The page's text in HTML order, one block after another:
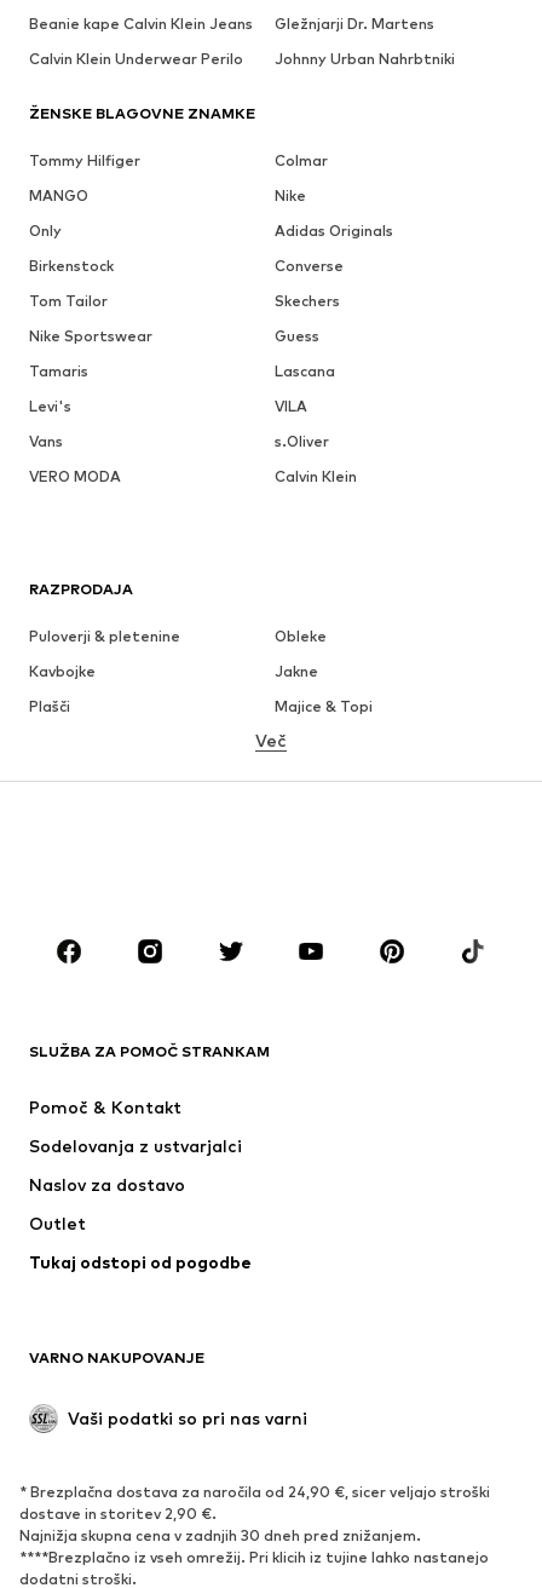
Beanie kape Calvin Klein Jeans
Gležnjarji Dr. Martens
Calvin Klein Underwear Perilo
Johnny Urban Nahrbtniki
ŽENSKE BLAGOVNE ZNAMKE
Tommy Hilfiger
Colmar
MANGO
Nike
Only
Adidas Originals
Birkenstock
Converse
Tom Tailor
Skechers
Nike Sportswear
Guess
Tamaris
Lascana
Levi's
VILA
Vans
s.Oliver
VERO MODA
Calvin Klein
RAZPRODAJA
Puloverji & pletenine
Obleke
Kavbojke
Jakne
Plašči
Majice & Topi
Perilo
Krila
Bluze & Tunike
Dodatki
Premium
Novo
Perilo
Plašči
Kopalke & Kopalna moda
'Upcycling'
Novo
Superge
Gležnjarji
Čevlji z visoko peto
Več
SLUŽBA ZA POMOČ STRANKAM
Pomoč & Kontakt
Sodelovanja z ustvarjalci
Naslov za dostavo
Outlet
Tukaj odstopi od pogodbe
VARNO NAKUPOVANJE
Vaši podatki so pri nas varni
* Brezplačna dostava za naročila od 24,90 €, sicer veljajo stroški
dostave in storitev 2,90 €.
Najnižja skupna cena v zadnjih 30 dneh pred znižanjem.
****Brezplačno iz vseh omrežij. Pri klicih iz tujine lahko nastanejo
dodatni stroški.